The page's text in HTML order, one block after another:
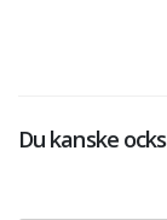
Du kanske